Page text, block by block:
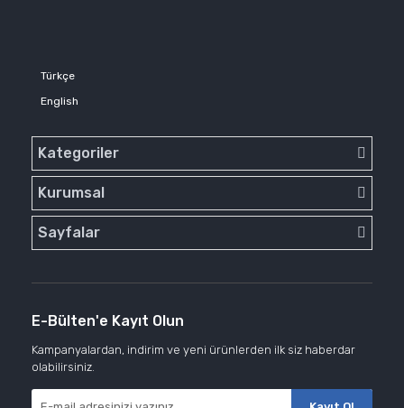
Türkçe
English
Kategoriler
Kurumsal
Sayfalar
E-Bülten'e Kayıt Olun
Kampanyalardan, indirim ve yeni ürünlerden ilk siz haberdar
olabilirsiniz.